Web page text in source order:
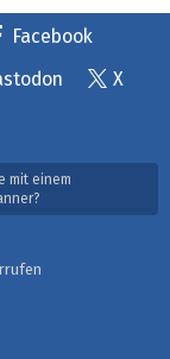
Facebook
X
mit einem